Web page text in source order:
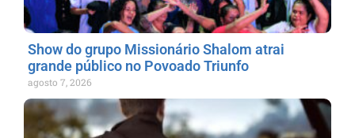
Show do grupo Missionário Shalom atrai
grande público no Povoado Triunfo
agosto 7, 2026